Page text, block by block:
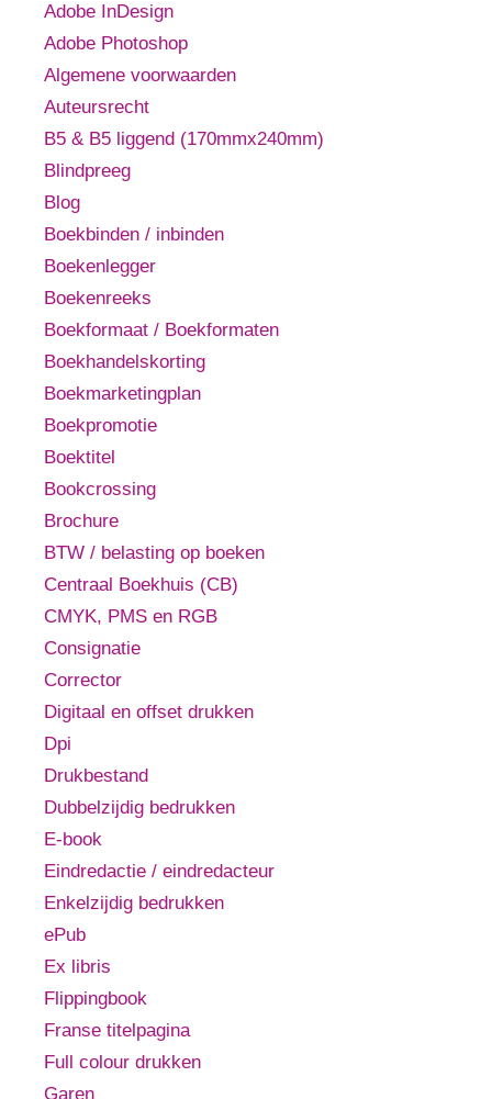
Adobe InDesign
Adobe Photoshop
Algemene voorwaarden
Auteursrecht
B5 & B5 liggend (170mmx240mm)
Blindpreeg
Blog
Boekbinden / inbinden
Boekenlegger
Boekenreeks
Boekformaat / Boekformaten
Boekhandelskorting
Boekmarketingplan
Boekpromotie
Boektitel
Bookcrossing
Brochure
BTW / belasting op boeken
Centraal Boekhuis (CB)
CMYK, PMS en RGB
Consignatie
Corrector
Digitaal en offset drukken
Dpi
Drukbestand
Dubbelzijdig bedrukken
E-book
Eindredactie / eindredacteur
Enkelzijdig bedrukken
ePub
Ex libris
Flippingbook
Franse titelpagina
Full colour drukken
Garen